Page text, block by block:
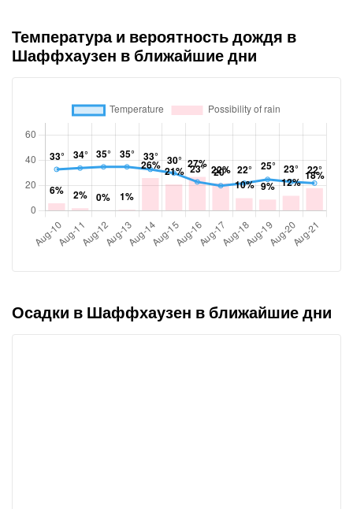
Температура и вероятность дождя в
Шаффхаузен в ближайшие дни
Осадки в Шаффхаузен в ближайшие дни